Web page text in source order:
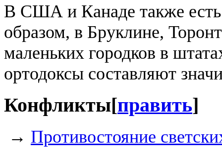
В США и Канаде также
образом, в Бруклине,
маленьких городков в
ортодоксы составляют
Конфликты[править]
→ Противостояние